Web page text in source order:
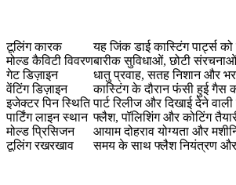
टूलिंग कारक यह जिंक डाई कास्टिंग पार्ट्स
मोल्ड कैविटी विवरणबारीक सुविधाओं, छोटी संरचनाओं
गेट डिज़ाइन
धातु प्रवाह, सतह निशान और
वेंटिंग डिज़ाइन
कास्टिंग के दौरान फंसी हुई गैस
इजेक्टर पिन स्थिति पार्ट रिलीज और दिखाई देने
पार्टिंग लाइन स्थान फ्लैश, पॉलिशिंग और कोटिंग
मोल्ड प्रिसिजन
आयाम दोहराव योग्यता और
टूलिंग रखरखाव
समय के साथ फ्लैश नियंत्रण और